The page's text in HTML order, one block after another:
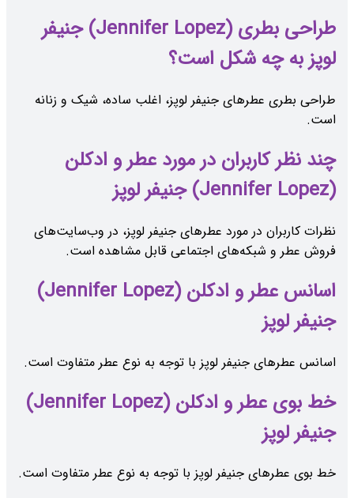
طراحی بطری (Jennifer Lopez) جنیفر
لوپز به چه شکل است؟
طراحی بطری عطرهای جنیفر لوپز، اغلب ساده، شیک و زنانه
است.
چند نظر کاربران در مورد عطر و ادکلن
(Jennifer Lopez) جنیفر لوپز
نظرات کاربران در مورد عطرهای جنیفر لوپز، در وب‌سایت‌های
فروش عطر و شبکه‌های اجتماعی قابل مشاهده است.
اسانس عطر و ادکلن (Jennifer Lopez)
جنیفر لوپز
اسانس عطرهای جنیفر لوپز با توجه به نوع عطر متفاوت است.
خط بوی عطر و ادکلن (Jennifer Lopez)
جنیفر لوپز
خط بوی عطرهای جنیفر لوپز با توجه به نوع عطر متفاوت است.